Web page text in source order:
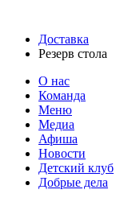
Доставка
Резерв стола
О нас
Команда
Меню
Медиа
Афиша
Новости
Детский клуб
Добрые дела